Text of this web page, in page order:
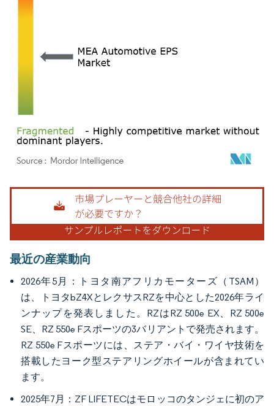
画像 © Mordor Intelligence。再利用にはCC BY 4.0の表示が必要です。
最近の産業動向
2026年5月：トヨタ南アフリカモーターズ（TSAM）
は、トヨタbZ4XとレクサスRZを中心とした2026年ライ
ンナップを発表しました。RZはRZ 500e EX、RZ 500e
SE、RZ 550e Fスポーツの3バリアントで発売されます。
RZ 550e Fスポーツには、ステア・バイ・ワイヤ技術を
搭載したヨーク型ステアリングホイールが含まれてい
ます。
2025年7月：ZF LIFETECはモロッコのタンジェに初のア